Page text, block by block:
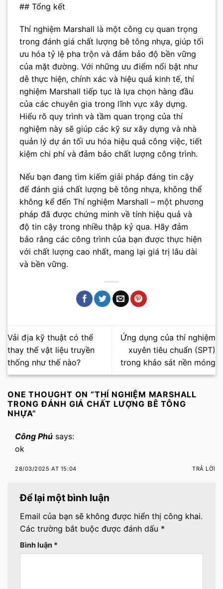
## Tổng kết
Thí nghiệm Marshall là một công cụ quan trọng
trong đánh giá chất lượng bê tông nhựa, giúp tối
ưu hóa tỷ lệ pha trộn và đảm bảo độ bền vững
của mặt đường. Với những ưu điểm nổi bật như
dễ thực hiện, chính xác và hiệu quả kinh tế, thí
nghiệm Marshall tiếp tục là lựa chọn hàng đầu
của các chuyên gia trong lĩnh vực xây dựng.
Hiểu rõ quy trình và tầm quan trọng của thí
nghiệm này sẽ giúp các kỹ sư xây dựng và nhà
quản lý dự án tối ưu hóa hiệu quả công việc, tiết
kiệm chi phí và đảm bảo chất lượng công trình.
Nếu bạn đang tìm kiếm giải pháp đáng tin cậy
để đánh giá chất lượng bê tông nhựa, không thể
không kể đến Thí nghiệm Marshall – một phương
pháp đã được chứng minh về tính hiệu quả và
độ tin cậy trong nhiều thập kỷ qua. Hãy đảm
bảo rằng các công trình của bạn được thực hiện
với chất lượng cao nhất, mang lại giá trị lâu dài
và bền vững.
Vải địa kỹ thuật có thể
thay thế vật liệu truyền
thống như thế nào?
Ứng dụng của thí nghiệm
xuyên tiêu chuẩn (SPT)
trong khảo sát nền móng
ONE THOUGHT ON “THÍ NGHIỆM MARSHALL
TRONG ĐÁNH GIÁ CHẤT LƯỢNG BÊ TÔNG
NHỰA”
Công Phú says:
ok
28/03/2025 AT 15:04 TRẢ LỜI
Để lại một bình luận
Email của bạn sẽ không được hiển thị công khai.
Các trường bắt buộc được đánh dấu *
Bình luận *